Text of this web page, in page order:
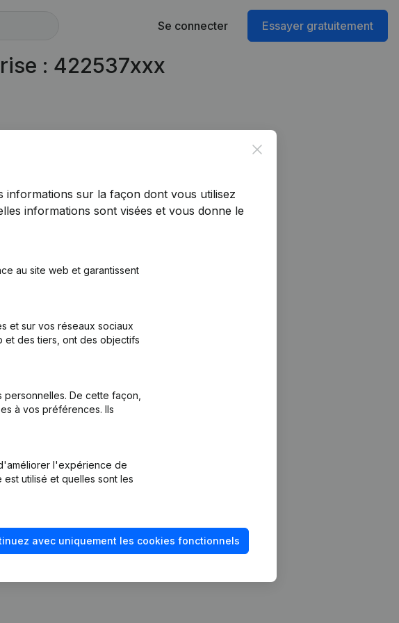
Se connecter Essayer gratuitement
: 422537xxx
Close
informations sur la façon dont vous utilisez
informations sont visées et vous donne le
au site web et garantissent
et sur vos réseaux sociaux
et des tiers, ont des objectifs
De cette façon,
à vos préférences. Ils
l'expérience de
utilisé et quelles sont les
avec uniquement les cookies fonctionnels
fraude
Consulter des comptes annuels
Vérification de la solvabilité